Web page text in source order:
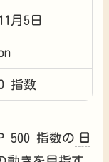
月5日
指数
500 指数の 日